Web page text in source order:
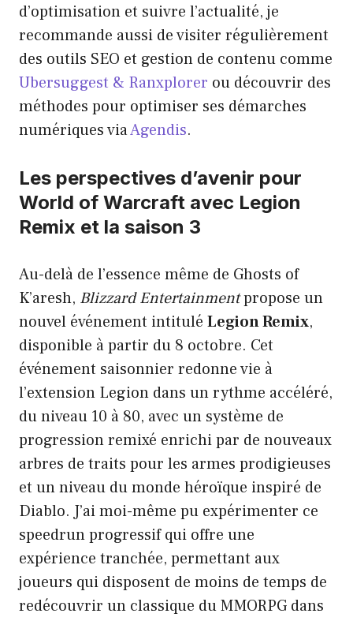
d’optimisation et suivre l’actualité, je
recommande aussi de visiter régulièrement
des outils SEO et gestion de contenu comme
Ubersuggest & Ranxplorer ou découvrir des
méthodes pour optimiser ses démarches
numériques viaAgendis.
Les perspectives d’avenir pour
World of Warcraft avec Legion
Remix et la saison 3
Au-delà de l’essence même de Ghosts of
K’aresh, Blizzard Entertainmentpropose un
nouvel événement intitulé Legion Remix,
disponible à partir du 8 octobre. Cet
événement saisonnier redonne vie à
l’extension Legion dans un rythme accéléré,
du niveau 10 à 80, avec un système de
progression remixé enrichi par de nouveaux
arbres de traits pour les armes prodigieuses
et un niveau du monde héroïque inspiré de
Diablo. J’ai moi-même pu expérimenter ce
speedrun progressif qui offre une
expérience tranchée, permettant aux
joueurs qui disposent de moins de temps de
redécouvrir un classique du MMORPG dans